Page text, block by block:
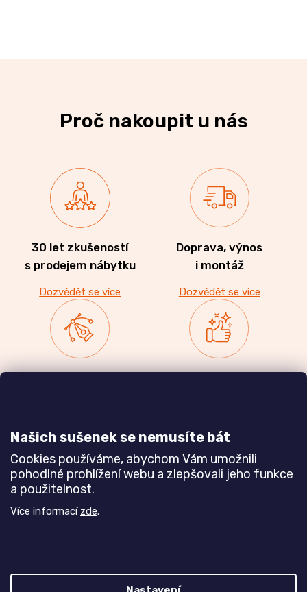
Našich sušenek se nemusíte bát
Cookies používáme, abychom Vám umožnili
pohodlné prohlížení webu a zlepšovali jeho funkce
a použitelnost.
Více informací zde.
Proč nakoupit u nás
30 let zkušeností
s prodejem nábytku
Dozvědět se více
Doprava, výnos
i montáž
Dozvědět se více
Dozvědět se více Dozvědět se více